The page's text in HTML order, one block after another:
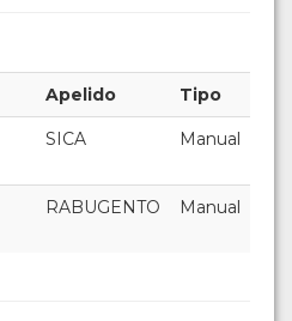
Apelido Tipo
SICA Manual
RABUGENTO Manual